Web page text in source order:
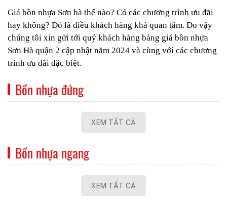
Giá bồn nhựa Sơn hà thế nào? Có các chương trình ưu đãi
hay không? Đó là điều khách hàng khá quan tâm. Do vậy
chúng tôi xin gửi tới quý khách hàng bảng giá bồn nhựa
Sơn Hà quận 2 cập nhật năm 2024 và cùng với các chương
trình ưu đãi đặc biệt.
Bồn nhựa đứng
XEM TẤT CẢ
Bồn nhựa ngang
XEM TẤT CẢ